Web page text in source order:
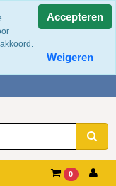
0
Accepteren
Weigeren